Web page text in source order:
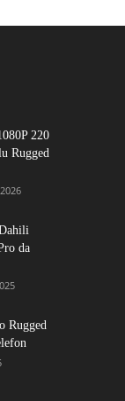
220
Rugged
da
Rugged